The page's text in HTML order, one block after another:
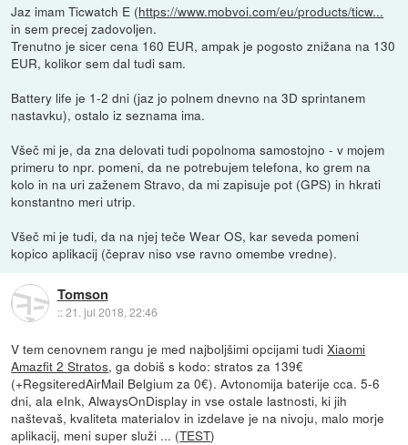
Jaz imam Ticwatch E (https://www.mobvoi.com/eu/products/ticw...
in sem precej zadovoljen.
Trenutno je sicer cena 160 EUR, ampak je pogosto znižana na 130
EUR, kolikor sem dal tudi sam.
Battery life je 1-2 dni (jaz jo polnem dnevno na 3D sprintanem
nastavku), ostalo iz seznama ima.
Všeč mi je, da zna delovati tudi popolnoma samostojno - v mojem
primeru to npr. pomeni, da ne potrebujem telefona, ko grem na
kolo in na uri zaženem Stravo, da mi zapisuje pot (GPS) in hkrati
konstantno meri utrip.
Všeč mi je tudi, da na njej teče Wear OS, kar seveda pomeni
kopico aplikacij (čeprav niso vse ravno omembe vredne).
Tomson
::21. jul 2018, 22:46
V tem cenovnem rangu je med najboljšimi opcijami tudiXiaomi
Amazfit 2 Stratos, ga dobiš s kodo: stratos za 139€
(+RegsiteredAirMail Belgium za 0€). Avtonomija baterije cca. 5-6
dni, ala eInk, AlwaysOnDisplay in vse ostale lastnosti, ki jih
naštevaš, kvaliteta materialov in izdelave je na nivoju, malo morje
aplikacij, meni super služi ... (TEST)